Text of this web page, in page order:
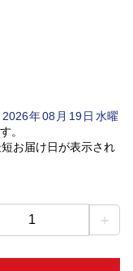
2026年08 月 19日水曜
。
お届け日が表示され
1 ＋